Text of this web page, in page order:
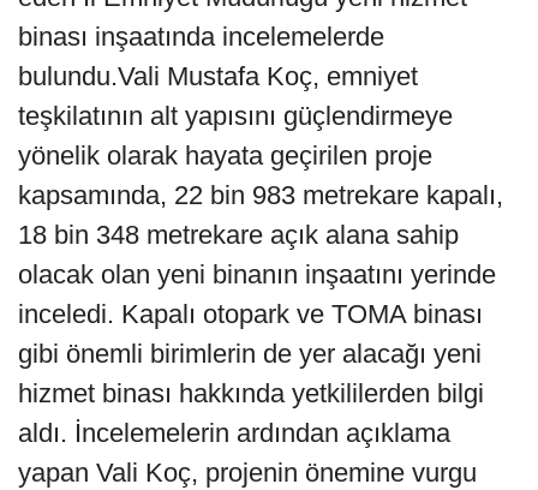
binası inşaatında incelemelerde
bulundu.Vali Mustafa Koç, emniyet
teşkilatının alt yapısını güçlendirmeye
yönelik olarak hayata geçirilen proje
kapsamında, 22 bin 983 metrekare kapalı,
18 bin 348 metrekare açık alana sahip
olacak olan yeni binanın inşaatını yerinde
inceledi. Kapalı otopark ve TOMA binası
gibi önemli birimlerin de yer alacağı yeni
hizmet binası hakkında yetkililerden bilgi
aldı. İncelemelerin ardından açıklama
yapan Vali Koç, projenin önemine vurgu